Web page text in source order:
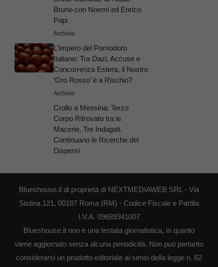
Bruno con Noemi ed Enrico
Papi
Archivio
L’Impero del Pomodoro
Italiano: Tra Dazi, Accuse e
Concorrenza Estera, il Nostro
‘Oro Rosso’ è a Rischio?
Archivio
Crollo a Messina: Terzo
Corpo Ritrovato tra le
Macerie, Tre Indagati.
Continuano le Ricerche dei
Dispersi
Blueshouse.it di proprietà di NEXTMEDIAWEB SRL - Via
Sistina 121, 00187 Roma (RM) - Codice Fiscale e Partita
I.V.A. 09689341007
Blueshouse.it non è una testata giornalistica, in quanto
viene aggiornato senza alcuna periodicità. Non può pertanto
considerarsi un prodotto editoriale ai sensi della legge n. 62